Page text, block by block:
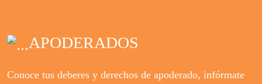
APODERADOS
Conoce tus deberes y derechos de apoderado, infórmate